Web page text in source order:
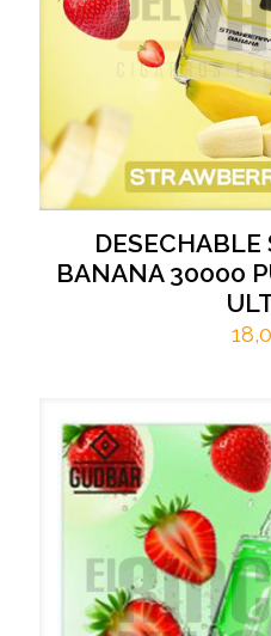
DESECHABLE
BANANA 30000